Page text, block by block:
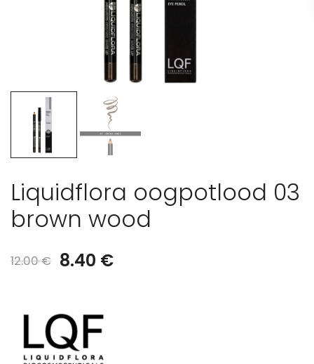
Liquidflora oogpotlood 03
brown wood
12.00€ Oorspronkelijke
was:
12.00 €.
8.40 €Huidige